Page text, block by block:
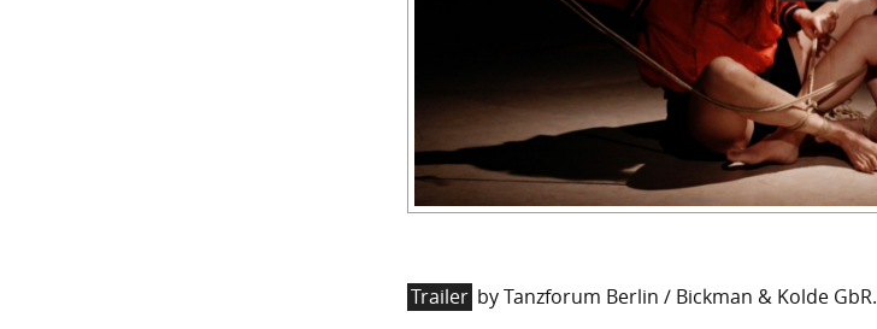
Trailer by Tanzforum Berlin / Bickman & Kolde GbR.